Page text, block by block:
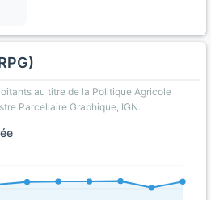
au titre de la Politique Agricole
Parcellaire Graphique, IGN.